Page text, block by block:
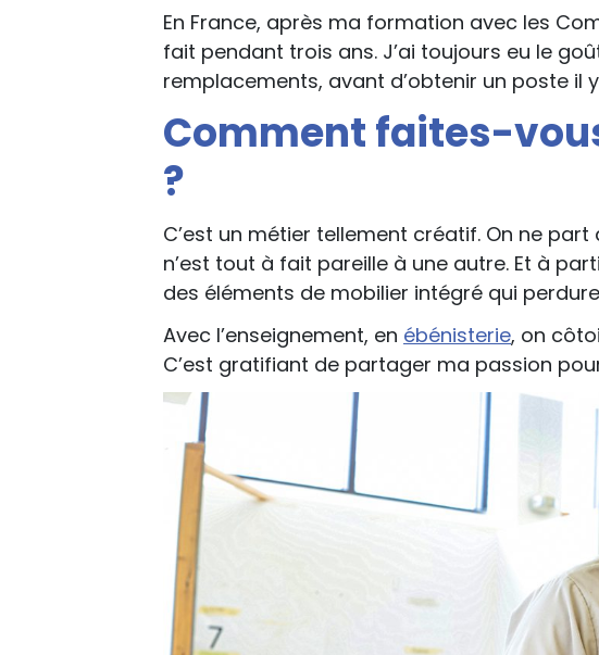
En France, après ma formation avec les
fait pendant trois ans. J’ai toujours eu le
remplacements, avant d’obtenir un poste il
Comment faites-
?
C’est un métier tellement créatif. On ne
n’est tout à fait pareille à une autre. Et à
des éléments de mobilier intégré qui
Avec l’enseignement, en ébénisterie, on
C’est gratifiant de partager ma passion